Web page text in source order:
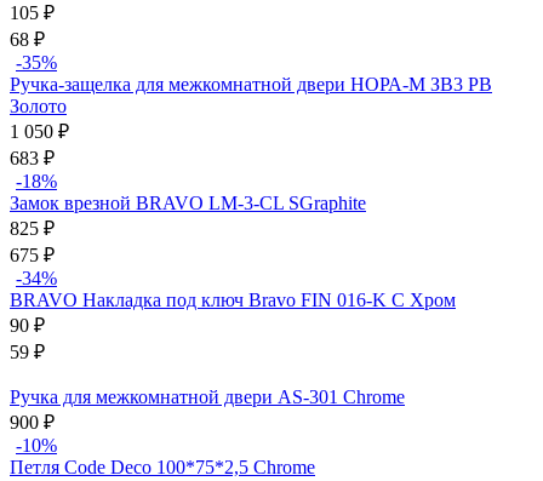
105 ₽
68 ₽
-35%
Ручка-защелка для межкомнатной двери НОРА-М ЗВ3 PB
Золото
1 050 ₽
683 ₽
-18%
Замок врезной BRAVO LM-3-CL SGraphite
825 ₽
675 ₽
-34%
BRAVO Накладка под ключ Bravo FIN 016-K C Хром
90 ₽
59 ₽
Ручка для межкомнатной двери AS-301 Chrome
900 ₽
-10%
Петля Code Deco 100*75*2,5 Chrome